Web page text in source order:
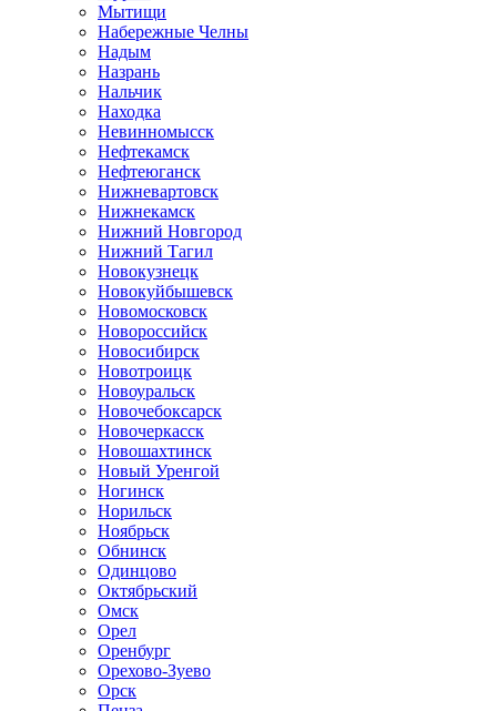
Мытищи
Набережные Челны
Надым
Назрань
Нальчик
Находка
Невинномысск
Нефтекамск
Нефтеюганск
Нижневартовск
Нижнекамск
Нижний Новгород
Нижний Тагил
Новокузнецк
Новокуйбышевск
Новомосковск
Новороссийск
Новосибирск
Новотроицк
Новоуральск
Новочебоксарск
Новочеркасск
Новошахтинск
Новый Уренгой
Ногинск
Норильск
Ноябрьск
Обнинск
Одинцово
Октябрьский
Омск
Орел
Оренбург
Орехово-Зуево
Орск